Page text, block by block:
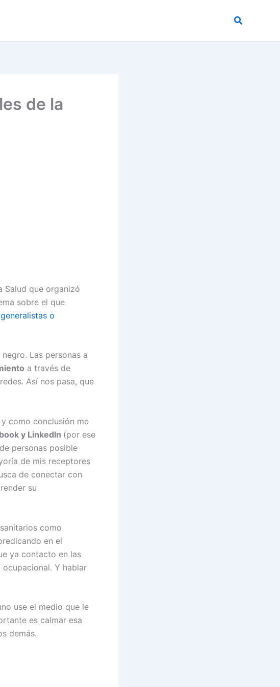
Buscar
de la
Salud que organizó
sobre el que
o
Las personas a
a través de
Así nos pasa, que
como conclusión me
y LinkedIn (por ese
personas posible
de mis receptores
de conectar con
su
como
en el
ya contacto en las
Y hablar
use el medio que le
es calmar esa
demás.